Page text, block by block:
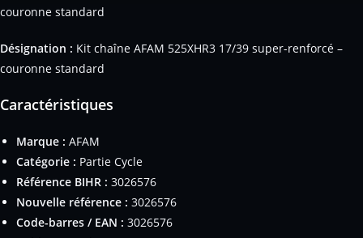
couronne standard
Désignation : Kit chaîne AFAM 525XHR3 17/39 super-renforcé –
couronne standard
Caractéristiques
Marque : AFAM
Catégorie : Partie Cycle
Référence BIHR : 3026576
Nouvelle référence : 3026576
Code-barres / EAN : 3026576